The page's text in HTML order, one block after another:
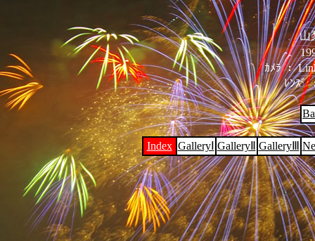
山
ｶﾒﾗ ：
ﾚﾝｽﾞ
Index GalleryⅠ GalleryⅡ GalleryⅢ